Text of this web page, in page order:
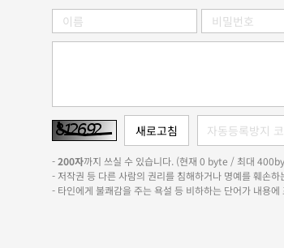
-200자까지 쓰실 수 있습니다. (현재 0 byte / 최대
- 저작권 등 다른 사람의 권리를 침해하거나 명예를 훼손
- 타인에게 불쾌감을 주는 욕설 등 비하하는 단어가 내용